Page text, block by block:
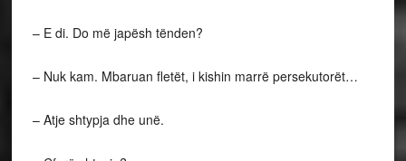
– E di. Do më japësh tënden?
– Nuk kam. Mbaruan fletët, i kishin marrë persekutorët…
– Atje shtypja dhe unë.